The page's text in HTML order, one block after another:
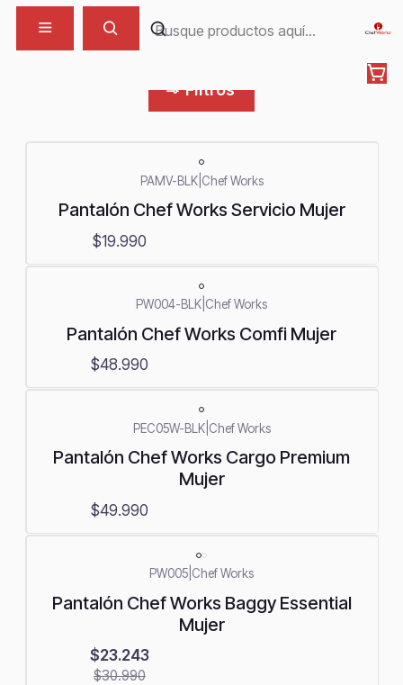
Pantalón Mujer
Filtros
PAMV-BLK| Chef Works
Pantalón Chef Works Servicio Mujer
$19.990
PW004-BLK Chef Works
Pantalón Chef Works Comfi Mujer
$48.990
PEC05W-BLK| Chef Works
Pantalón Chef Works Cargo Premium
Mujer
$49.990
PW005 Chef Works
Pantalón Chef Works Baggy Essential
Mujer
$23.243
$30.990